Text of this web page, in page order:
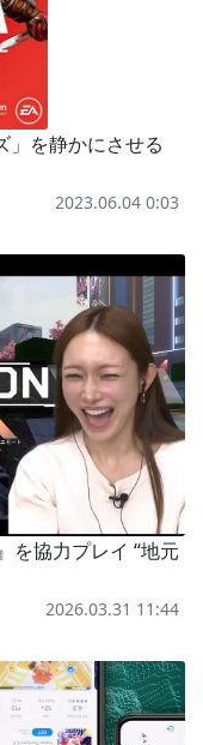
」を静かにさせる
2023.06.04 0:03
を協力プレイ “地元
2026.03.31 11:44